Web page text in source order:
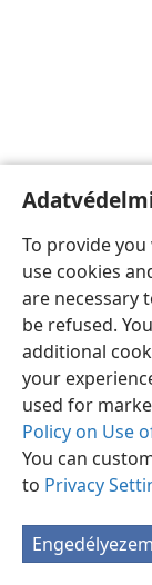
To provide
use cookies
are necessary
be refused.
additional
your
used for
Policy on Use
You can
to Privacy
Engedélyezem
Copyright© 2026